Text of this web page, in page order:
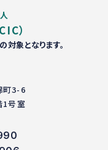
）
象となります。
町3-6
1号室